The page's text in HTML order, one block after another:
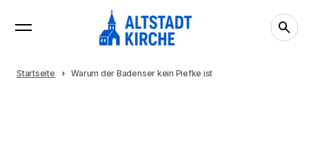
Startseite Warum der Badenser kein Piefke ist